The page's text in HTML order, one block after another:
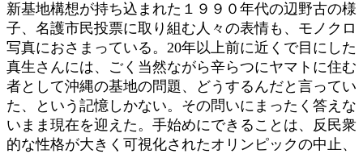
新基地構想が持ち込まれた１９９０年代の辺野古の様
子、名護市民投票に取り組む人々の表情も、モノクロ
写真におさまっている。20年以上前に近くで目にした
真生さんには、ごく当然ながら辛らつにヤマトに住む
者として沖縄の基地の問題、どうするんだと言ってい
た、という記憶しかない。その問いにまったく答えな
いまま現在を迎えた。手始めにできることは、反民衆
的な性格が大きく可視化されたオリンピックの中止、